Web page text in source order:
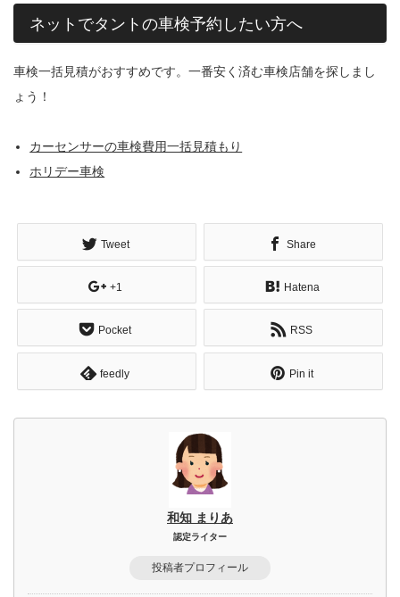
ネットでタントの車検予約したい方へ
車検一括見積がおすすめです。一番安く済む車検店舗を探しまし
ょう！
カーセンサーの車検費用一括見積もり
ホリデー車検
Tweet Share
+1 Hatena
Pocket RSS
feedly Pin it
和知 まりあ
認定ライター
投稿者プロフィール